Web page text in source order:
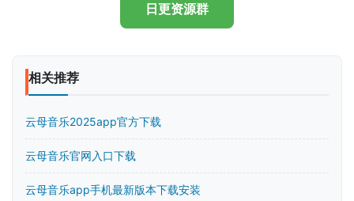
日更资源群
相关推荐
云母音乐2025app官方下载
云母音乐官网入口下载
云母音乐app手机最新版本下载安装